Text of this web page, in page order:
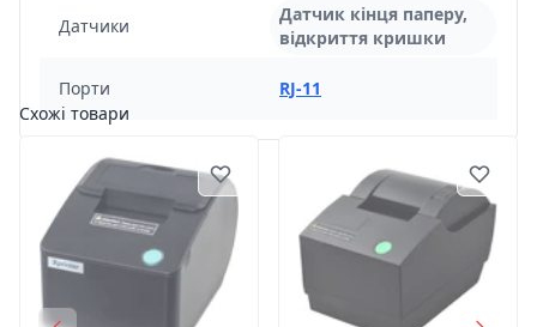
Датчики
Датчик кінця паперу,
відкриття кришки
Порти
RJ-11
Схожі товари